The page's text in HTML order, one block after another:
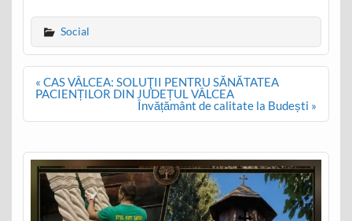
Social
Post
navigation
« CAS VÂLCEA: SOLUŢII PENTRU SĂNĂTATEA
PACIENȚILOR DIN JUDEȚUL VÂLCEA
Învățământ de calitate la Budești »